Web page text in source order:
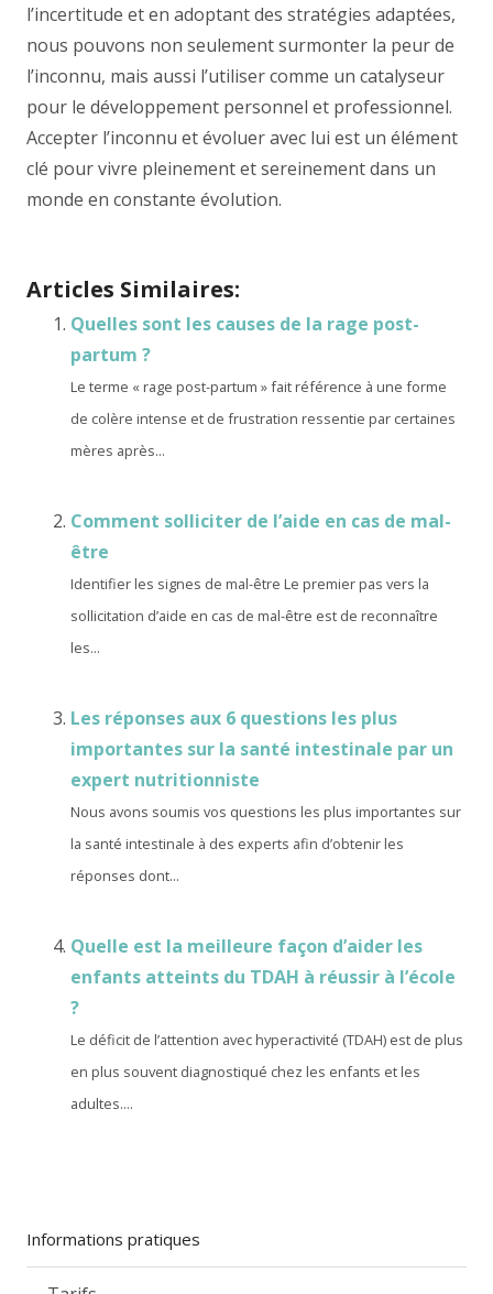
l’incertitude et en adoptant des stratégies adaptées,
nous pouvons non seulement surmonter la peur de
l’inconnu, mais aussi l’utiliser comme un catalyseur
pour le développement personnel et professionnel.
Accepter l’inconnu et évoluer avec lui est un élément
clé pour vivre pleinement et sereinement dans un
monde en constante évolution.
Articles Similaires:
Quelles sont les causes de la rage post-
partum ?
Le terme « rage post-partum » fait référence à une forme
de colère intense et de frustration ressentie par certaines
mères après...
Comment solliciter de l’aide en cas de mal-
être
Identifier les signes de mal-être Le premier pas vers la
sollicitation d’aide en cas de mal-être est de reconnaître
les...
Les réponses aux 6 questions les plus
importantes sur la santé intestinale par un
expert nutritionniste
Nous avons soumis vos questions les plus importantes sur
la santé intestinale à des experts afin d’obtenir les
réponses dont...
Quelle est la meilleure façon d’aider les
enfants atteints du TDAH à réussir à l’école
?
Le déficit de l’attention avec hyperactivité (TDAH) est de plus
en plus souvent diagnostiqué chez les enfants et les
adultes....
Informations pratiques